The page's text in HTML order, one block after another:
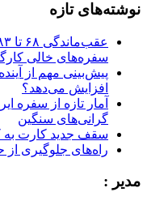
نوشته‌های تازه
سفره‌های خالی
پیش‌بینی مهم از
افزایش می‌دهد؟
آمار تازه از سفره
گرانی‌های سنگین
سقف جدید کارت به
راه‌های جلوگیری از
مدیر :